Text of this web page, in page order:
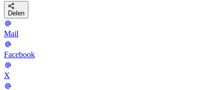
Delen
Mail
Facebook
X